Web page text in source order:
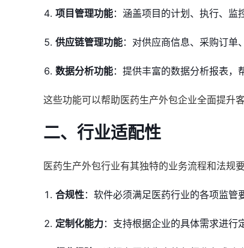
项目管理功能：涵盖项目的计划、执行、监
供应链管理功能：对供应商信息、采购订单
数据分析功能：提供丰富的数据分析报表，
这些功能可以帮助医药生产外包企业全面提升
二、行业适配性
医药生产外包行业有其独特的业务流程和法规
合规性：软件必须满足医药行业的各项监管
定制化能力：支持根据企业的具体需求进行